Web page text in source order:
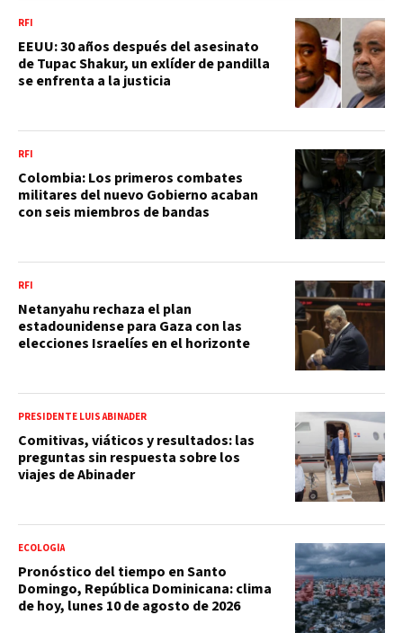
RFI
EEUU: 30 años después del asesinato
de Tupac Shakur, un exlíder de pandilla
se enfrenta a la justicia
RFI
Colombia: Los primeros combates
militares del nuevo Gobierno acaban
con seis miembros de bandas
RFI
Netanyahu rechaza el plan
estadounidense para Gaza con las
elecciones Israelíes en el horizonte
PRESIDENTE LUIS ABINADER
Comitivas, viáticos y resultados: las
preguntas sin respuesta sobre los
viajes de Abinader
ECOLOGÍA
Pronóstico del tiempo en Santo
Domingo, República Dominicana: clima
de hoy, lunes 10 de agosto de 2026